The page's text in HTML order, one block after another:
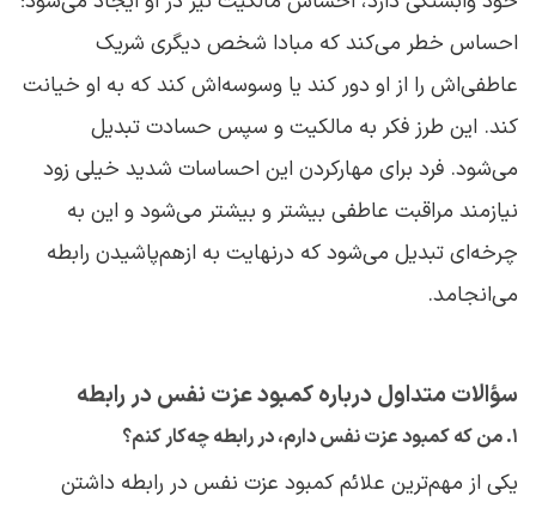
احساس خطر می‌کند که مبادا شخص دیگری شریک
عاطفی‌اش را از او دور کند یا وسوسه‌اش کند که به او خیانت
کند. این طرز فکر به مالکیت و سپس حسادت تبدیل
می‌شود. فرد برای مهارکردن این احساسات شدید خیلی زود
نیازمند مراقبت عاطفی بیشتر و بیشتر می‌شود و این به
چرخه‌ای تبدیل می‌شود که درنهایت به ازهم‌پاشیدن رابطه
می‌انجامد.
سؤالات متداول درباره کمبود عزت نفس در رابطه
۱. من که کمبود عزت نفس دارم، در رابطه چه‌کار کنم؟
یکی از مهم‌ترین علائم کمبود عزت نفس در رابطه داشتن